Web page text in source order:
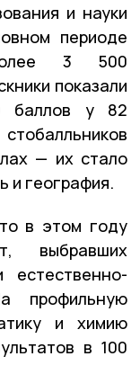
и науки
периоде
3 500
показали
баллов у 82
— их стало
и география.
в этом году
выбравших
естественно-
профильную
и химию
в 100